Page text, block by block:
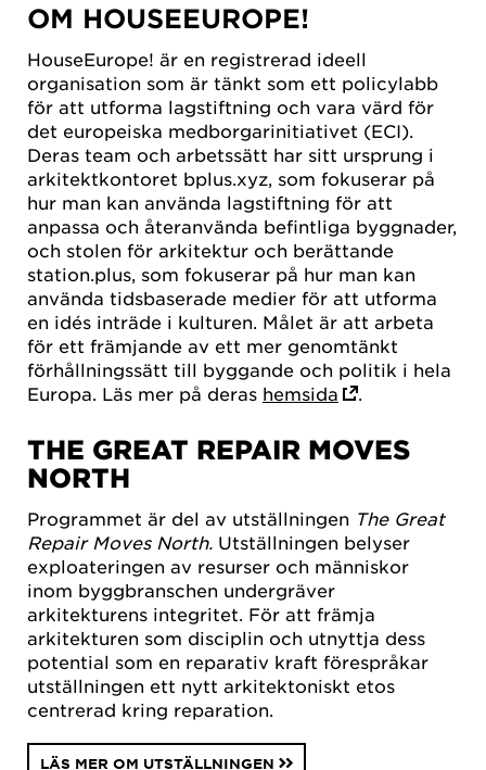
OM HOUSEEUROPE!
HouseEurope! är en registrerad ideell
organisation som är tänkt som ett policylabb
för att utforma lagstiftning och vara värd för
det europeiska medborgarinitiativet (ECI).
Deras team och arbetssätt har sitt ursprung i
arkitektkontoret bplus.xyz, som fokuserar på
hur man kan använda lagstiftning för att
anpassa och återanvända befintliga byggnader,
och stolen för arkitektur och berättande
station.plus, som fokuserar på hur man kan
använda tidsbaserade medier för att utforma
en idés inträde i kulturen. Målet är att arbeta
för ett främjande av ett mer genomtänkt
förhållningssätt till byggande och politik i hela
Europa. Läs mer på deras hemsida .
THE GREAT REPAIR MOVES
NORTH
Programmet är del av utställningen The Great
Repair Moves North. Utställningen belyser
exploateringen av resurser och människor
inom byggbranschen undergräver
arkitekturens integritet. För att främja
arkitekturen som disciplin och utnyttja dess
potential som en reparativ kraft förespråkar
utställningen ett nytt arkitektoniskt etos
centrerad kring reparation.
LÄS MER OM UTSTÄLLNINGEN